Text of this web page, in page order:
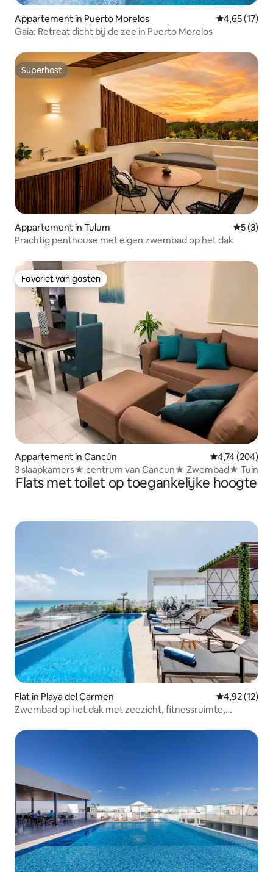
Appartement in Puerto Morelos Gemiddelde
4,65 (17)
Gaia: Retreat dicht bij de zee in Puerto Morelos
Superhost
Superhost
Appartement in Tulum
5 (3)
Prachtig penthouse met eigen zwembad op het dak
Favoriet van gasten
Favoriet van gasten
Appartement in Cancún Gemiddelde
4,74 (204)
3 slaapkamers★ centrum van Cancun★ Zwembad★ Tuin
Flats met toilet op toegankelijke hoogte
Flat in Playa del Carmen Gemiddelde
4,92 (12)
Zwembad op het dak met zeezicht, fitnessruimte,